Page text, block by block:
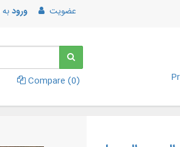
ورودبه عضویت
Compare (0)